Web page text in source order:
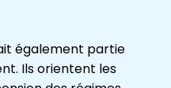
également partie
Ils orientent les